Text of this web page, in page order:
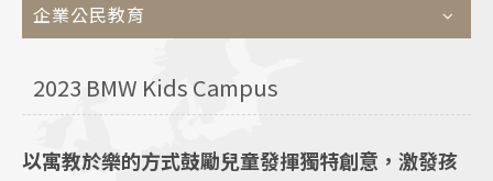
企業公民教育
2023 BMW Kids Campus
以寓教於樂的方式鼓勵兒童發揮獨特創意，激發孩
TEL +886-